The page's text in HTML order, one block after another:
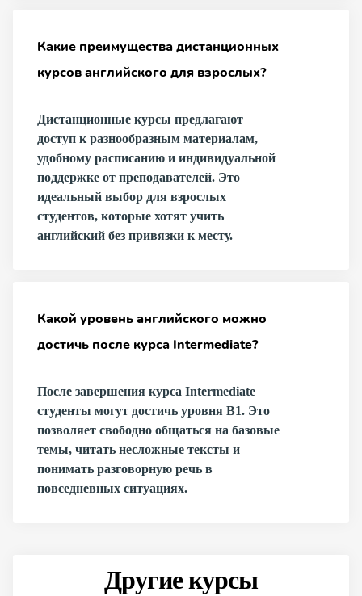
Какие преимущества дистанционных
курсов английского для взрослых?
Дистанционные курсы предлагают
доступ к разнообразным материалам,
удобному расписанию и индивидуальной
поддержке от преподавателей. Это
идеальный выбор для взрослых
студентов, которые хотят учить
английский без привязки к месту.
Какой уровень английского можно
достичь после курса Intermediate?
После завершения курса Intermediate
студенты могут достичь уровня B1. Это
позволяет свободно общаться на базовые
темы, читать несложные тексты и
понимать разговорную речь в
повседневных ситуациях.
Другие курсы